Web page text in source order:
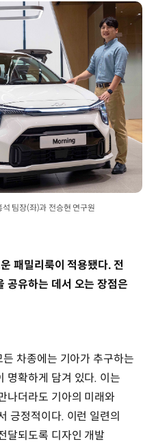
팀장(좌)과 전승현 연구원
패밀리룩이 적용됐다. 전
공유하는 데서 오는 장점은
차종에는 기아가 추구하는
명확하게 담겨 있다. 이는
나더라도 기아의 미래와
긍정적이다. 이런 일련의
달되도록 디자인 개발